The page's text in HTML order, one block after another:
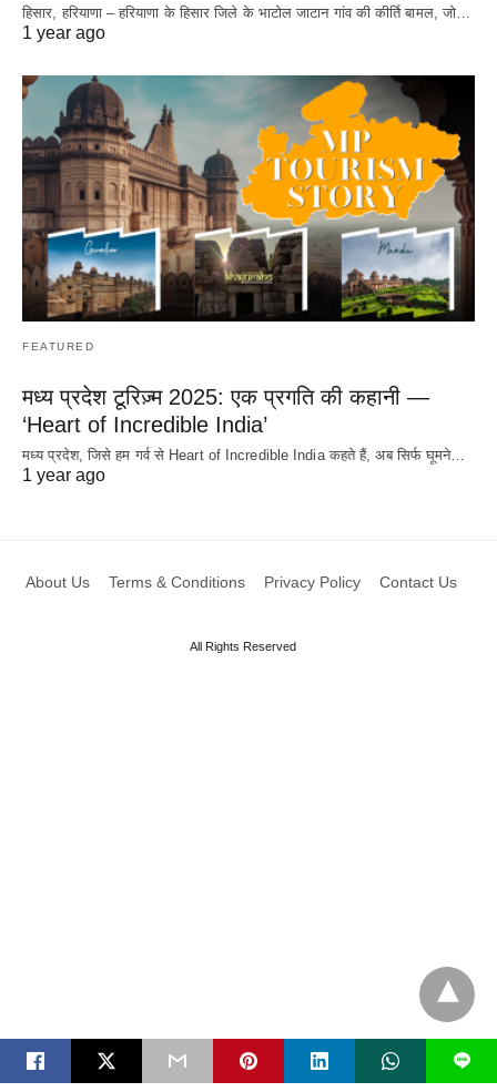
हिसार, हरियाणा – हरियाणा के हिसार जिले के भाटोल जाटान गांव की कीर्ति बामल, जो…
1 year ago
FEATURED
मध्य प्रदेश टूरिज़्म 2025: एक प्रगति की कहानी —
‘Heart of Incredible India’
मध्य प्रदेश, जिसे हम गर्व से Heart of Incredible India कहते हैं, अब सिर्फ घूमने…
1 year ago
About Us Terms & Conditions Privacy Policy Contact Us
All Rights Reserved
L